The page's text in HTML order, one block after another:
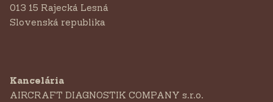
013 15 Rajecká Lesná
Slovenská republika
Kancelária
AIRCRAFT DIAGNOSTIK COMPANY s.r.o.